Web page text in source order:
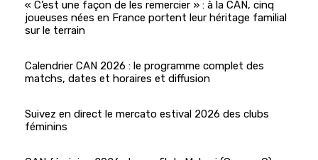
« C’est une façon de les remercier » : à la CAN, cinq
joueuses nées en France portent leur héritage familial
sur le terrain
Calendrier CAN 2026 : le programme complet des
matchs, dates et horaires et diffusion
Suivez en direct le mercato estival 2026 des clubs
féminins